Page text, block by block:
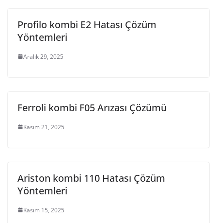
Profilo kombi E2 Hatası Çözüm
Yöntemleri
Aralık 29, 2025
Ferroli kombi F05 Arızası Çözümü
Kasım 21, 2025
Ariston kombi 110 Hatası Çözüm
Yöntemleri
Kasım 15, 2025